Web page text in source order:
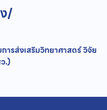
/
ารส่งเสริมวิทยาศาสตร์ วิจัย
.)